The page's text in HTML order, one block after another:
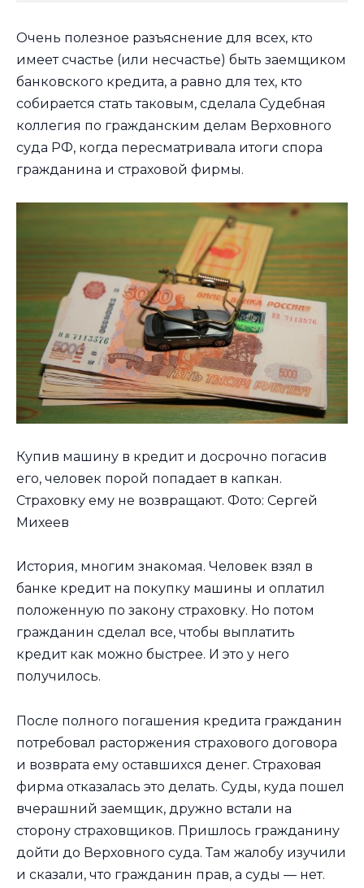
Очень полезное разъяснение для всех, кто
имеет счастье (или несчастье) быть заемщиком
банковского кредита, а равно для тех, кто
собирается стать таковым, сделала Судебная
коллегия по гражданским делам Верховного
суда РФ, когда пересматривала итоги спора
гражданина и страховой фирмы.
Купив машину в кредит и досрочно погасив
его, человек порой попадает в капкан.
Страховку ему не возвращают. Фото: Сергей
Михеев
История, многим знакомая. Человек взял в
банке кредит на покупку машины и оплатил
положенную по закону страховку. Но потом
гражданин сделал все, чтобы выплатить
кредит как можно быстрее. И это у него
получилось.
После полного погашения кредита гражданин
потребовал расторжения страхового договора
и возврата ему оставшихся денег. Страховая
фирма отказалась это делать. Суды, куда пошел
вчерашний заемщик, дружно встали на
сторону страховщиков. Пришлось гражданину
дойти до Верховного суда. Там жалобу изучили
и сказали, что гражданин прав, а суды — нет.